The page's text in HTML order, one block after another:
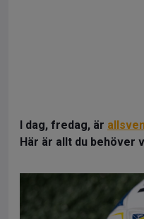
I dag, fredag, är
Här är allt du behöver